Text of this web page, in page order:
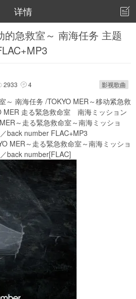
详情 
的急救室～ 南海任务 主题
2933  4 影视歌曲
～ 南海任务 /TOKYO MER～移动紧急救
MER 走る緊急救命室 南海ミッション
～走る緊急救命室～南海ミッショ
back number FLAC+MP3
MER～走る緊急救命室～南海ミッショ
back number[FLAC]